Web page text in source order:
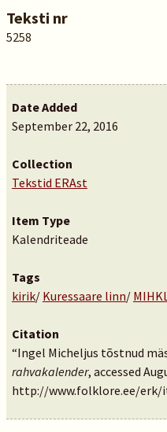
Teksti nr
5258
Date Added
September 22, 2016
Collection
Tekstid ERAst
Item Type
Kalendriteade
Tags
kirik/ Kuressaare linn/
Citation
“Ingel Micheljus tõstnud
rahvakalender, accessed
http://www.folklore.ee/erk/